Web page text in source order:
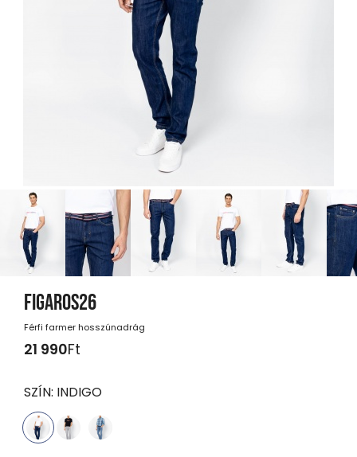
FIGAROS26
Férfi farmer hosszúnadrág
21 990Ft
SZÍN: INDIGO